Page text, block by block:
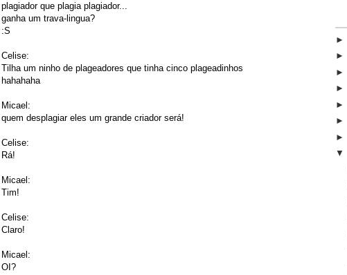
plagiador que plagia plagiador...
ganha um trava-lingua?
:S
Celise:
Tilha um ninho de plageadores que tinha cinco plageadinhos
hahahaha
Micael:
quem desplagiar eles um grande criador será!
Celise:
Rá!
Micael:
Tim!
Celise:
Claro!
Micael:
OI?
►
►
►
►
►
►
►
▼